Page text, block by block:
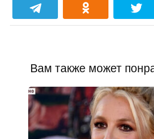
Вам также может